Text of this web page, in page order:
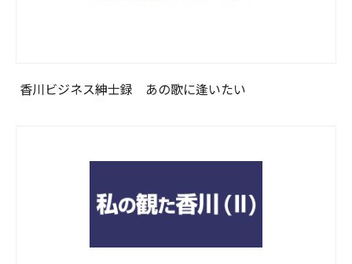
香川ビジネス紳士録 あの歌に逢いたい